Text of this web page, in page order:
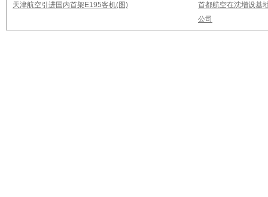
天津航空引进国内首架E195客机(图)
首都航空在沈增设基
公司